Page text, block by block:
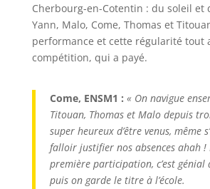
Cherbourg-en-Cotentin : du soleil et
Yann, Malo, Come, Thomas et
performance et cette régularité tout
compétition, qui a payé.
Come, ENSM1 : « On navigue
Titouan, Thomas et Malo depuis
super heureux d’être venus, même
falloir justifier nos absences ahah !
première participation, c’est génial
puis on garde le titre à l’école.